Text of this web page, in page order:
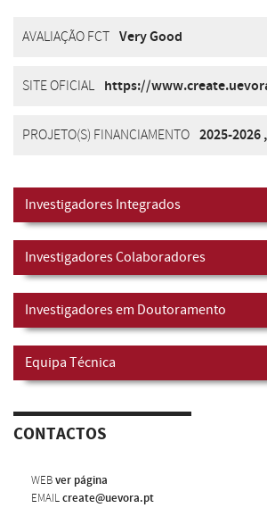
AVALIAÇÃO FCT Very Good
SITE OFICIAL https://
PROJETO(S) FINANCIAMENTO 2025-2026,
Investigadores Integrados
Investigadores Colaboradores
Investigadores em Doutoramento
Equipa Técnica
CONTACTOS
WEBver página
EMAILcreate@uevora.pt